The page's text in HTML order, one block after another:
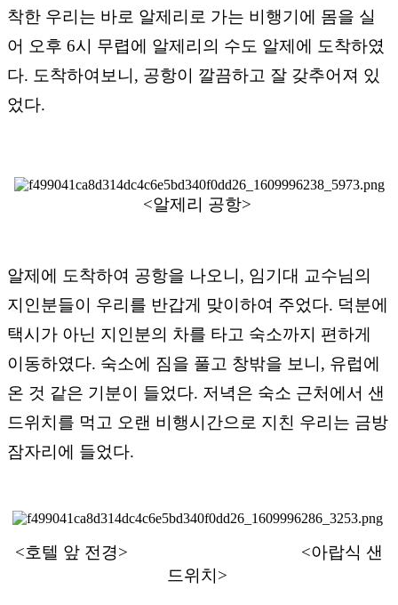
착한 우리는 바로 알제리로 가는 비행기에 몸을 실
어 오후 6시 무렵에 알제리의 수도 알제에 도착하였
다. 도착하여보니, 공항이 깔끔하고 잘 갖추어져 있
었다.
<알제리 공항>
알제에 도착하여 공항을 나오니, 임기대 교수님의
지인분들이 우리를 반갑게 맞이하여 주었다. 덕분에
택시가 아닌 지인분의 차를 타고 숙소까지 편하게
이동하였다. 숙소에 짐을 풀고 창밖을 보니, 유럽에
온 것 같은 기분이 들었다. 저녁은 숙소 근처에서 샌
드위치를 먹고 오랜 비행시간으로 지친 우리는 금방
잠자리에 들었다.
<호텔 앞 전경> <아랍식 샌
드위치>